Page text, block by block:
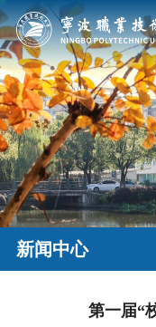
新闻中心
第一届“